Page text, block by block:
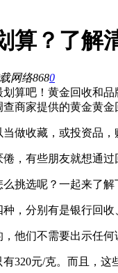
算？了解
网络8680
算吧！黄金回收和
商家提供的黄金黄
做收藏，或投资品
，有些朋友就想通过
挑选呢？一起来了解
，分别有是银行回收
他们不需要出示任
320元/克。而且，